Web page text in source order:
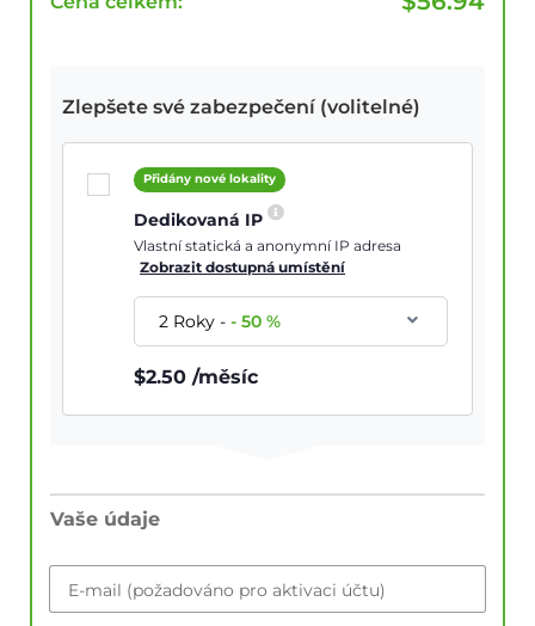
Zlepšete své zabezpečení (volitelné)
Přidány nové lokality
Dedikovaná IP
Vlastní statická a anonymní IP adresa
Zobrazit dostupná umístění
2 Roky--50 %
$2.50 /měsíc
Vaše údaje
E-mail (požadováno pro aktivaci účtu)